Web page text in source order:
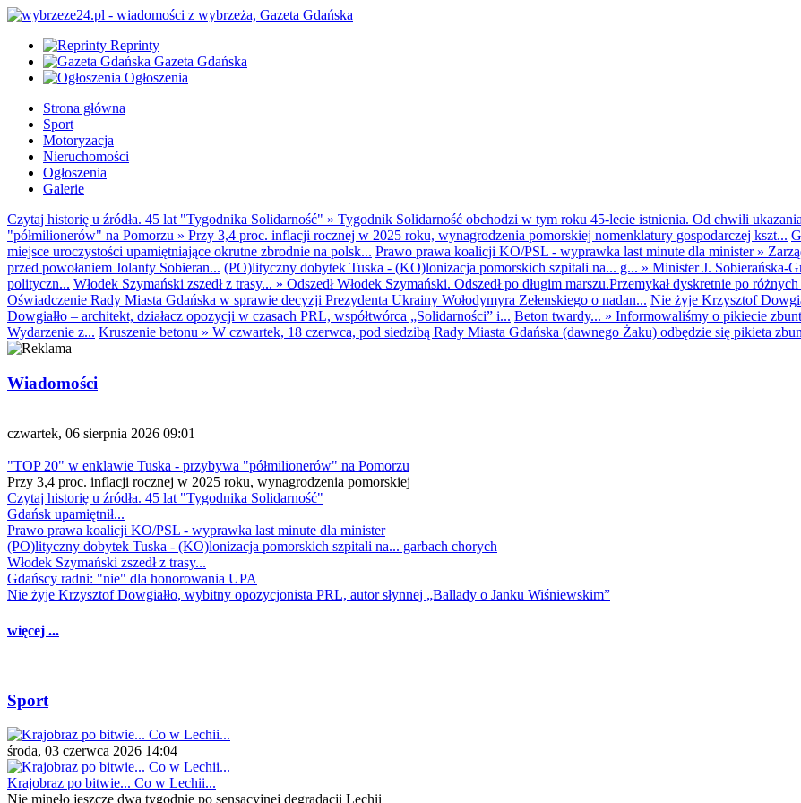
Reprinty
Gazeta Gdańska
Ogłoszenia
Strona główna
Sport
Motoryzacja
Nieruchomości
Ogłoszenia
Galerie
Czytaj historię u źródła. 45 lat "Tygodnika Solidarność" » Tygodnik Solidarność obchodzi w tym roku 45-lecie istnienia. Od chwili
"półmilionerów" na Pomorzu » Przy 3,4 proc. inflacji rocznej w 2025 roku, wynagrodzenia pomorskiej nomenklatury gospodarczej kszt...
miejsce uroczystości upamiętniające okrutne zbrodnie na polsk... Prawo prawa koalicji KO/PSL - wyprawka last minute dla minister»
przed powołaniem Jolanty Sobieran... (PO)lityczny dobytek Tuska - (KO)lonizacja pomorskich szpitali na... g... » Minister J. Sobierańska-
polityczn... Włodek Szymański zszedł z trasy... » Odszedł Włodek Szymański. Odszedł po długim marszu.Przemykał dyskretnie po
Oświadczenie Rady Miasta Gdańska w sprawie decyzji Prezydenta Ukrainy Wołodymyra Zełenskiego o nadan... Nie żyje Krzysztof
Dowgiałło – architekt, działacz opozycji w czasach PRL, współtwórca „Solidarności” i... Beton twardy... » Informowaliśmy o pikiecie
Wydarzenie z... Kruszenie betonu » W czwartek, 18 czerwca, pod siedzibą Rady Miasta Gdańska (dawnego Żaku) odbędzie się pikieta
Wiadomości
czwartek, 06 sierpnia 2026 09:01
"TOP 20" w enklawie Tuska - przybywa "półmilionerów" na Pomorzu
Przy 3,4 proc. inflacji rocznej w 2025 roku, wynagrodzenia pomorskiej
Czytaj historię u źródła. 45 lat "Tygodnika Solidarność"
Gdańsk upamiętnił...
Prawo prawa koalicji KO/PSL - wyprawka last minute dla minister
(PO)lityczny dobytek Tuska - (KO)lonizacja pomorskich szpitali na... garbach chorych
Włodek Szymański zszedł z trasy...
Gdańscy radni: "nie" dla honorowania UPA
Nie żyje Krzysztof Dowgiałło, wybitny opozycjonista PRL, autor słynnej „Ballady o Janku Wiśniewskim”
więcej ...
Sport
środa, 03 czerwca 2026 14:04
Krajobraz po bitwie... Co w Lechii...
Nie minęło jeszcze dwa tygodnie po sensacyjnej degradacji Lechii